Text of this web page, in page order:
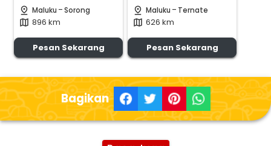
pin_drop Maluku -Sorong
map 896 km
Pesan Sekarang
pin_drop Maluku - Ternate
map 626 km
Pesan Sekarang
Bagikan